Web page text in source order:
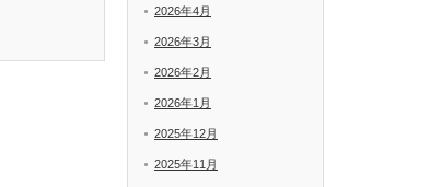
2026年4月
2026年3月
2026年2月
2026年1月
2025年12月
2025年11月